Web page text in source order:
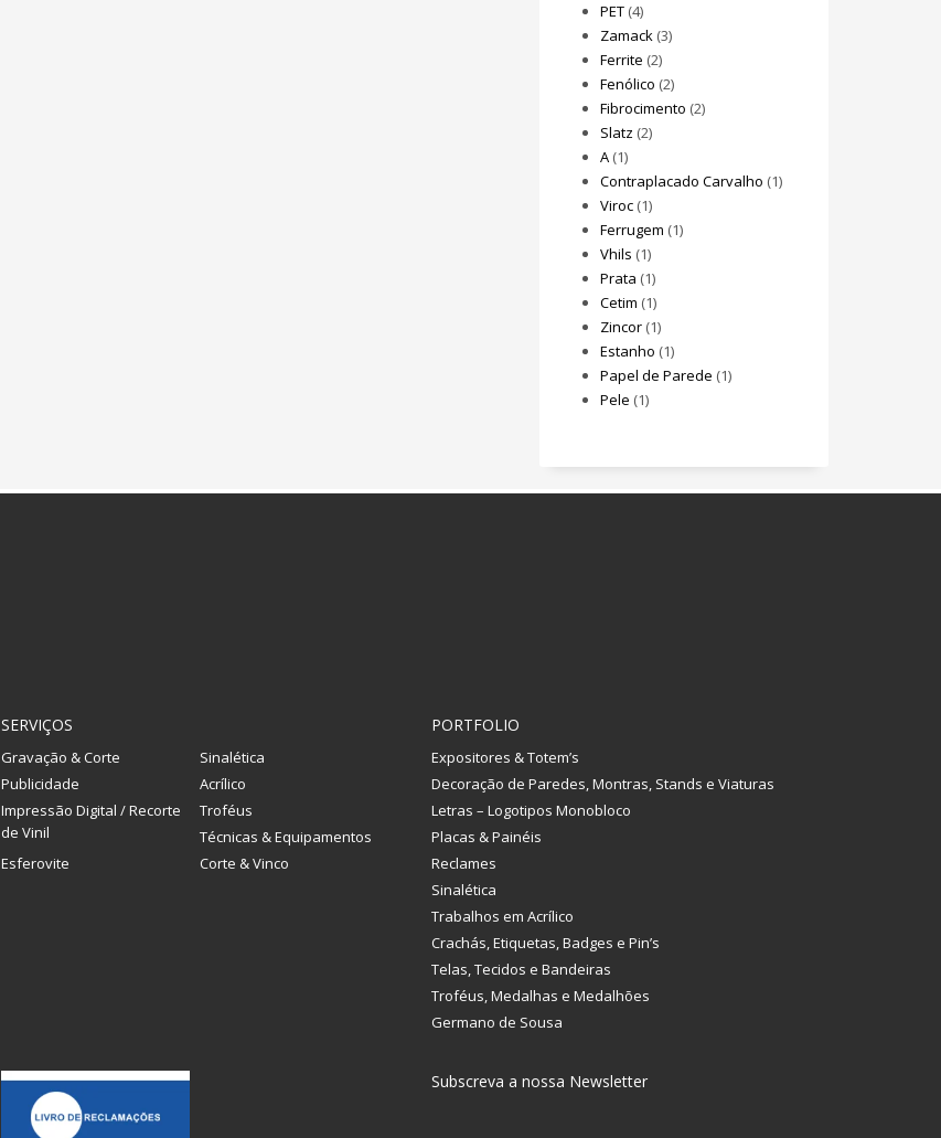
PET(4)
Zamack(3)
Ferrite (2)
Fenólico (2)
Fibrocimento (2)
Slatz (2)
A(1)
Contraplacado Carvalho (1)
Viroc(1)
Ferrugem (1)
Vhils (1)
Prata (1)
Cetim (1)
Zincor(1)
Estanho (1)
Papel de Parede (1)
Pele (1)
SERVIÇOS
Gravação & Corte
Sinalética
Publicidade
Acrílico
Impressão Digital / Recorte
de Vinil
Troféus
Técnicas & Equipamentos
Esferovite
Corte & Vinco
PORTFOLIO
Expositores & Totem’s
Decoração de Paredes, Montras, Stands e Viaturas
Letras – Logotipos Monobloco
Placas & Painéis
Reclames
Sinalética
Trabalhos em Acrílico
Crachás, Etiquetas, Badges e Pin’s
Telas, Tecidos e Bandeiras
Troféus, Medalhas e Medalhões
Germano de Sousa
Subscreva a nossa Newsletter